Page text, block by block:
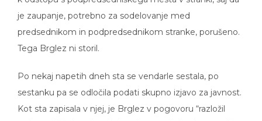
je zaupanje, potrebno za sodelovanje med
predsednikom in podpredsednikom stranke, porušeno.
Tega Brglez ni storil.
Po nekaj napetih dneh sta se vendarle sestala, po
sestanku pa se odločila podati skupno izjavo za javnost.
Kot sta zapisala v njej, je Brglez v pogovoru “razložil